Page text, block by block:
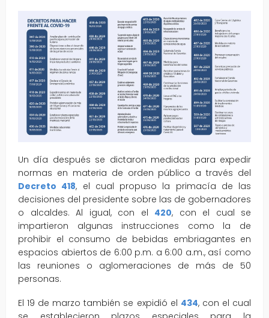
Un día después se dictaron medidas para expedir
normas en materia de orden público a través del
Decreto 418, el cual propuso la primacía de las
decisiones del presidente sobre las de gobernadores
o alcaldes. Al igual, con el 420, con el cual se
impartieron algunas instrucciones como la de
prohibir el consumo de bebidas embriagantes en
espacios abiertos de 6:00 p.m. a 6:00 a.m., así como
las reuniones o aglomeraciones de más de 50
personas.
El 19 de marzo también se expidió el 434, con el cual